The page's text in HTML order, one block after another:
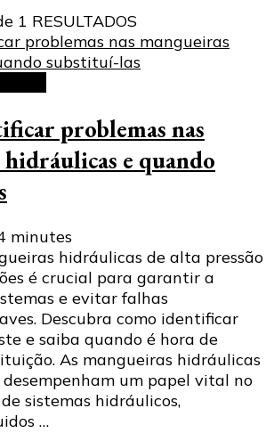
1 RESULTADOS
problemas nas
e quando
minutes
hidráulicas de alta pressão
é crucial para garantir a
e evitar falhas
Descubra como identificar
e saiba quando é hora de
As mangueiras hidráulicas
um papel vital no
sistemas hidráulicos,
…